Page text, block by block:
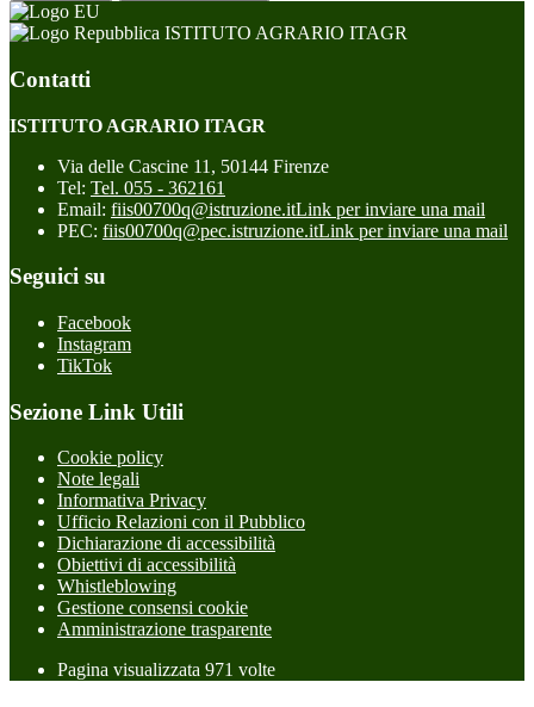
ISTITUTO AGRARIO ITAGR
Contatti
ISTITUTO AGRARIO ITAGR
Via delle Cascine 11, 50144 Firenze
Tel: Tel. 055 - 362161
Email: fiis00700q@istruzione.itLink per inviare una mail
PEC: fiis00700q@pec.istruzione.itLink per inviare una mail
Seguici su
Facebook
Instagram
TikTok
Sezione Link Utili
Cookie policy
Note legali
Informativa Privacy
Ufficio Relazioni con il Pubblico
Dichiarazione di accessibilità
Obiettivi di accessibilità
Whistleblowing
Gestione consensi cookie
Amministrazione trasparente
Pagina visualizzata 971 volte